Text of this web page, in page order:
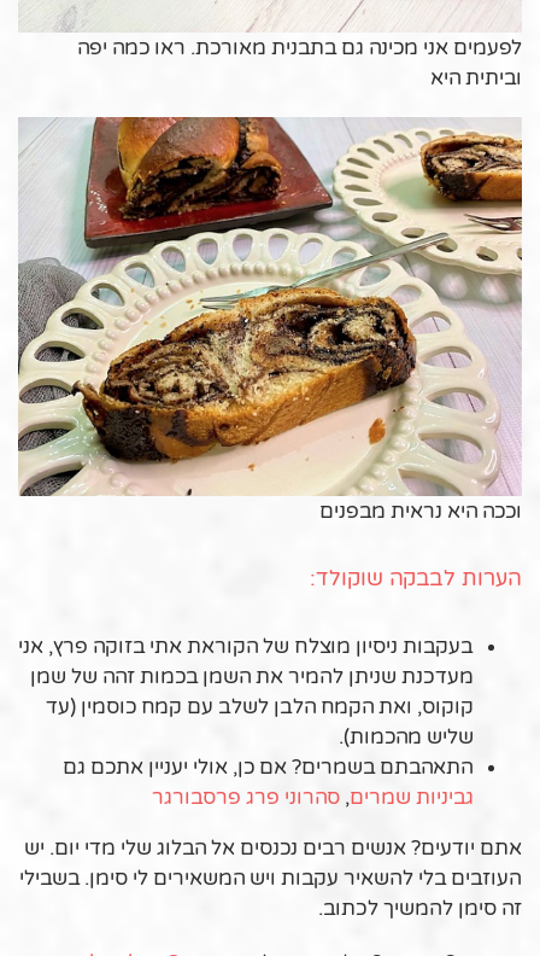
לפעמים אני מכינה גם בתבנית מאורכת. ראו כמה יפה
וביתית היא
וככה היא נראית מבפנים
הערות לבבקה שוקולד:
בעקבות ניסיון מוצלח של הקוראת אתי בזוקה פרץ, אני
מעדכנת שניתן להמיר את השמן בכמות זהה של שמן
קוקוס, ואת הקמח הלבן לשלב עם קמח כוסמין (עד
שליש מהכמות).
התאהבתם בשמרים? אם כן, אולי יעניין אתכם גם
גביניות שמרים, סהרוני פרג פרסבורגר
אתם יודעים? אנשים רבים נכנסים אל הבלוג שלי מדי יום. יש
העוזבים בלי להשאיר עקבות ויש המשאירים לי סימן. בשבילי
זה סימן להמשיך לכתוב.